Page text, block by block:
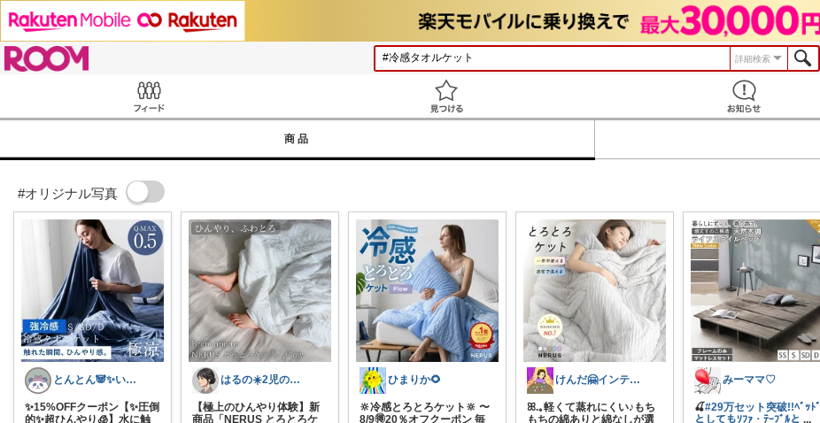
詳細検索
商品
#オリジナル写真
とんとん🐼✨いいねに感謝です🙇‍♀️
✨15%OFFクーポン【✨圧倒
的✨超ひんやり🧊】水に触
はるの☀️2児のママ𓂃◌𓈒𓐍
【極上のひんやり体験】新
商品「NERUS とろとろケ
ひまりか🌻
🔆冷感とろとろケット🔆 〜
8/9🉐20％オフクーポン 毎
けんだ🤗インテリア多め
ꕤ.｡軽くて蒸れにくい♪もち
もちの綿ありと綿なしが選
みーママ♡
🍒#29万セット突破!!ﾍﾞｯﾄﾞ
としてもｿﾌｧ・ﾃｰﾌﾞﾙと ...